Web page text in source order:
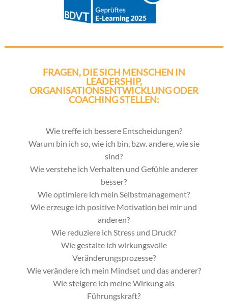
FRAGEN, DIE SICH MENSCHEN IN
LEADERSHIP,
ORGANISATIONSENTWICKLUNG ODER
COACHING STELLEN:
Wie treffe ich bessere Entscheidungen?
Warum bin ich so, wie ich bin, bzw. andere, wie sie
sind?
Wie verstehe ich Verhalten und Gefühle anderer
besser?
Wie optimiere ich mein Selbstmanagement?
Wie erzeuge ich positive Motivation bei mir und
anderen?
Wie reduziere ich Stress und Druck?
Wie gestalte ich wirkungsvolle
Veränderungsprozesse?
Wie verändere ich mein Mindset und das anderer?
Wie steigere ich meine Wirkung als
Führungskraft?